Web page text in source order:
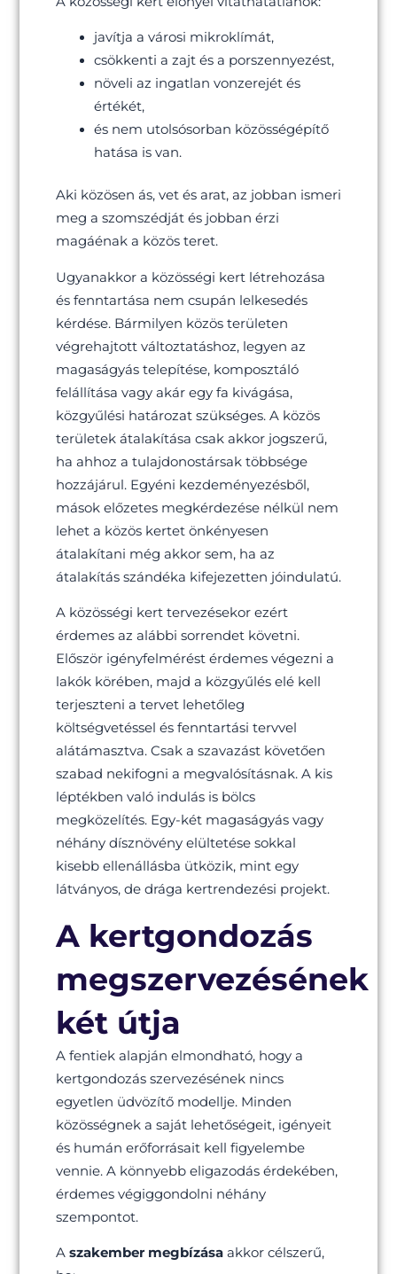
javítja a városi mikroklímát,
csökkenti a zajt és a porszennyezést,
növeli az ingatlan vonzerejét és
értékét,
és nem utolsósorban közösségépítő
hatása is van.
Aki közösen ás, vet és arat, az jobban ismeri
meg a szomszédját és jobban érzi
magáénak a közös teret.
Ugyanakkor a közösségi kert létrehozása
és fenntartása nem csupán lelkesedés
kérdése. Bármilyen közös területen
végrehajtott változtatáshoz, legyen az
magaságyás telepítése, komposztáló
felállítása vagy akár egy fa kivágása,
közgyűlési határozat szükséges. A közös
területek átalakítása csak akkor jogszerű,
ha ahhoz a tulajdonostársak többsége
hozzájárul. Egyéni kezdeményezésből,
mások előzetes megkérdezése nélkül nem
lehet a közös kertet önkényesen
átalakítani még akkor sem, ha az
átalakítás szándéka kifejezetten jóindulatú.
A közösségi kert tervezésekor ezért
érdemes az alábbi sorrendet követni.
Először igényfelmérést érdemes végezni a
lakók körében, majd a közgyűlés elé kell
terjeszteni a tervet lehetőleg
költségvetéssel és fenntartási tervvel
alátámasztva. Csak a szavazást követően
szabad nekifogni a megvalósításnak. A kis
léptékben való indulás is bölcs
megközelítés. Egy-két magaságyás vagy
néhány dísznövény elültetése sokkal
kisebb ellenállásba ütközik, mint egy
látványos, de drága kertrendezési projekt.
A kertgondozás
megszervezésének
két útja
A fentiek alapján elmondható, hogy a
kertgondozás szervezésének nincs
egyetlen üdvözítő modellje. Minden
közösségnek a saját lehetőségeit, igényeit
és humán erőforrásait kell figyelembe
vennie. A könnyebb eligazodás érdekében,
érdemes végiggondolni néhány
szempontot.
A szakember megbízásaakkor célszerű,